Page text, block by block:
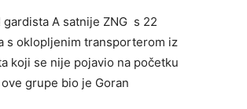
A satnije ZNG s 22
s oklopljenim transporterom iz
koji se nije pojavio na početku
grupe bio je Goran